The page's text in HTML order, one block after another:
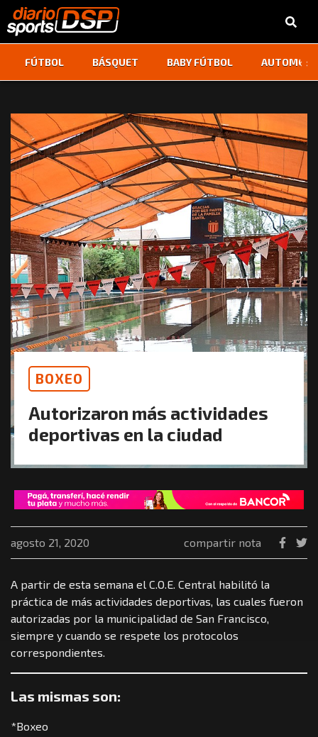
FÚTBOL BÁSQUET BABY FÚTBOL ‹ ›
BOXEO
Autorizaron más actividades
deportivas en la ciudad
agosto 21, 2020 compartir nota
A partir de esta semana el C.O.E. Central habilitó la
práctica de más actividades deportivas, las cuales fueron
autorizadas por la municipalidad de San Francisco,
siempre y cuando se respete los protocolos
correspondientes.
Las mismas son:
*Boxeo